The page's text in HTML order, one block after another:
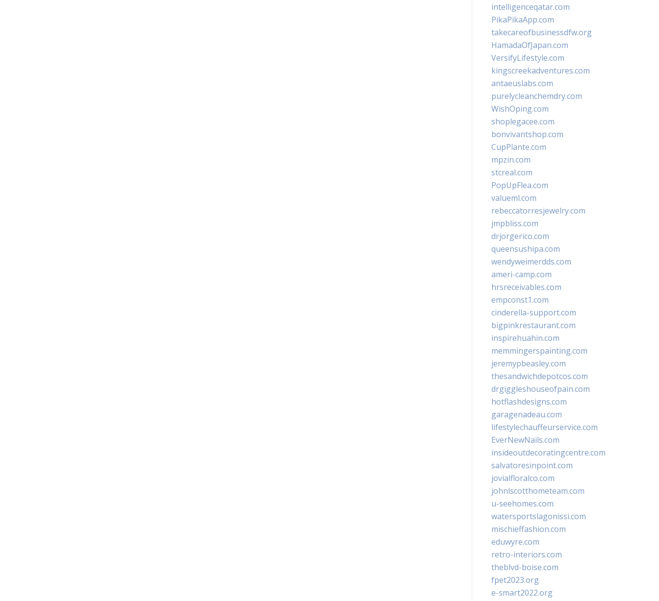
intelligenceqatar.com
PikaPikaApp.com
takecareofbusinessdfw.org
HamadaOfJapan.com
VersifyLifestyle.com
kingscreekadventures.com
antaeuslabs.com
purelycleanchemdry.com
WishOping.com
shoplegacee.com
bonvivantshop.com
CupPlante.com
mpzin.com
stcreal.com
PopUpFlea.com
valueml.com
rebeccatorresjewelry.com
jmpbliss.com
drjorgerico.com
queensushipa.com
wendyweimerdds.com
ameri-camp.com
hrsreceivables.com
empconst1.com
cinderella-support.com
bigpinkrestaurant.com
inspirehuahin.com
memmingerspainting.com
jeremypbeasley.com
thesandwichdepotcos.com
drgiggleshouseofpain.com
hotflashdesigns.com
garagenadeau.com
lifestylechauffeurservice.com
EverNewNails.com
insideoutdecoratingcentre.com
salvatoresinpoint.com
jovialfloralco.com
johnlscotthometeam.com
u-seehomes.com
watersportslagonissi.com
mischieffashion.com
eduwyre.com
retro-interiors.com
theblvd-boise.com
fpet2023.org
e-smart2022.org